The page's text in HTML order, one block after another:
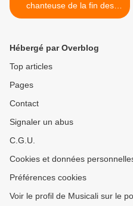
chanteuse de la fin des
années 80, une première
nous sépare"
Hébergé par Overblog
Top articles
Pages
Contact
Signaler un abus
C.G.U.
Cookies et données
Préférences cookies
Voir le profil de Musicali sur le